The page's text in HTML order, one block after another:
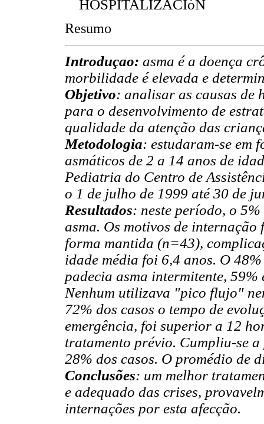
HOSPITALIZACIóN
Resumo
Introduçao: asma é a doença
morbilidade é elevada e
Objetivo: analisar as causas de
para o desenvolvimento de
qualidade da atenção das
Metodologia: estudaram-se em
asmáticos de 2 a 14 anos de
Pediatria do Centro de
o 1 de julho de 1999 até 30 de
Resultados: neste período, o
asma. Os motivos de
forma mantida (n=43),
idade média foi 6,4 anos. O
padecia asma intermitente,
Nenhum utilizava "pico flujo"
72% dos casos o tempo de
emergência, foi superior a 12
tratamento prévio. Cumpliu-se
28% dos casos. O promédio de
Conclusões: um melhor
e adequado das crises,
internações por esta afecção.